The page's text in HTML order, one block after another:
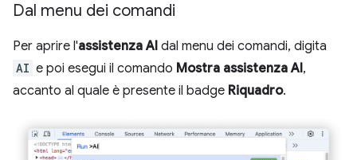
Dal menu dei comandi
Per aprire l'assistenza AI dal menu dei comandi, digita
AI e poi esegui il comando Mostra assistenza AI,
accanto al quale è presente il badge Riquadro.